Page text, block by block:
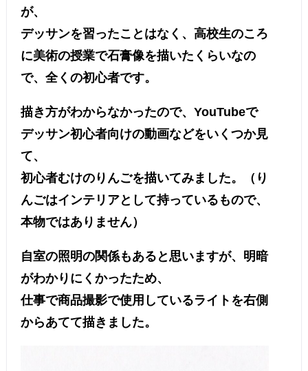
が、
デッサンを習ったことはなく、高校生のころ
に美術の授業で石膏像を描いたくらいなの
で、全くの初心者です。
描き方がわからなかったので、YouTubeで
デッサン初心者向けの動画などをいくつか見
て、
初心者むけのりんごを描いてみました。（り
んごはインテリアとして持っているもので、
本物ではありません）
自室の照明の関係もあると思いますが、明暗
がわかりにくかったため、
仕事で商品撮影で使用しているライトを右側
からあてて描きました。